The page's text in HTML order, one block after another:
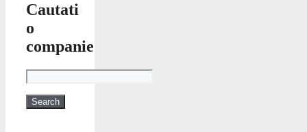
Cautati
o
companie